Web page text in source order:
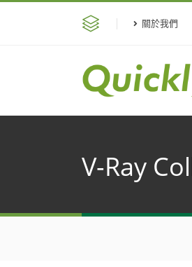
關於我們
V-Ray